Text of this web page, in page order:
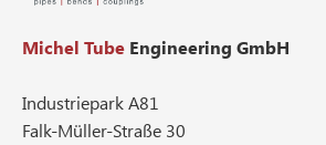
Michel Tube Engineering GmbH
Industriepark A81
Falk-Müller-Straße 30